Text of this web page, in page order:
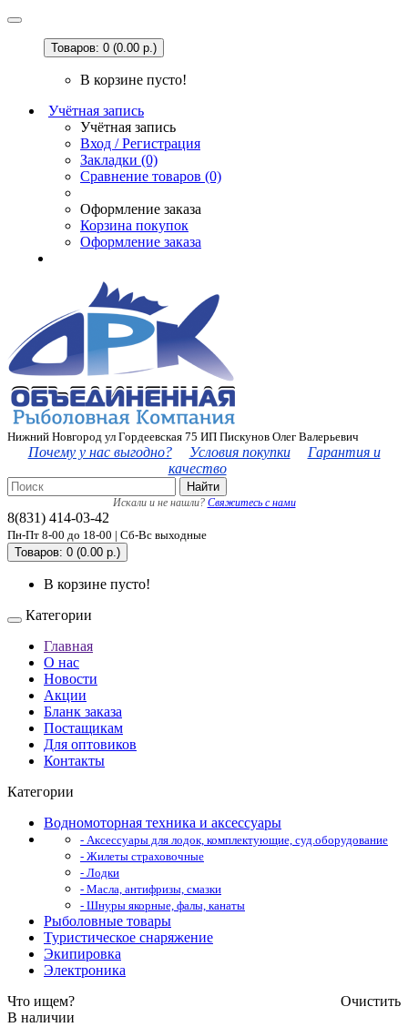
Товаров: 0 (0.00 р.)
В корзине пусто!
Учётная запись
Учётная запись
Вход / Регистрация
Закладки (0)
Сравнение товаров (0)
Оформление заказа
Корзина покупок
Оформление заказа
Нижний Новгород ул Гордеевская 75 ИП Пискунов Олег Валерьевич
Почему у нас выгодно? Условия покупки
Гарантия и
качество
Найти
Искали и не нашли? Свяжитесь с нами
8(831) 414-03-42
Пн-Пт 8-00 до 18-00 | Сб-Вс выходные
Товаров: 0 (0.00 р.)
В корзине пусто!
Категории
Главная
О нас
Новости
Акции
Бланк заказа
Постащикам
Для оптовиков
Контакты
Категории
Водномоторная техника и аксессуары
- Аксессуары для лодок, комплектующие, суд.оборудование
- Жилеты страховочные
- Лодки
- Масла, антифризы, смазки
- Шнуры якорные, фалы, канаты
Рыболовные товары
Туристическое снаряжение
Экипировка
Электроника
Что ищем?
Очистить
В наличии